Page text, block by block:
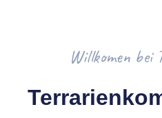
Willkomen